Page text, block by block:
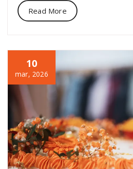
Read More
10
mar, 2026